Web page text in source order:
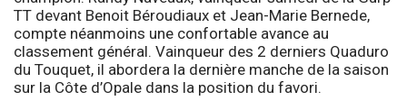
TT devant Benoit Béroudiaux et Jean-Marie Bernede,
compte néanmoins une confortable avance au
classement général. Vainqueur des 2 derniers Quaduro
du Touquet, il abordera la dernière manche de la saison
sur la Côte d’Opale dans la position du favori.